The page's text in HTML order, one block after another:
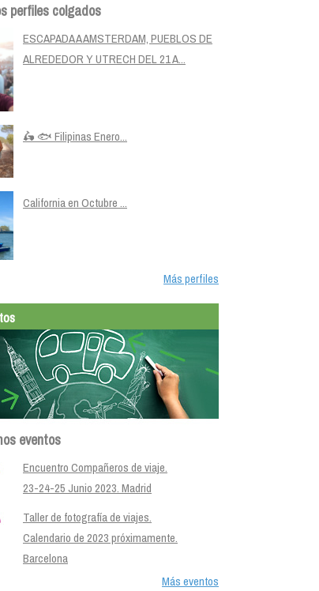
perfiles colgados
ESCAPADA A AMSTERDAM, PUEBLOS DE
ALREDEDOR Y UTRECH DEL 21 A...
🛵 🐟 Filipinas Enero...
California en Octubre ...
Más perfiles
eventos
Encuentro Compañeros de viaje.
23-24-25 Junio 2023. Madrid
Taller de fotografía de viajes.
Calendario de 2023 próximamente.
Barcelona
Más eventos